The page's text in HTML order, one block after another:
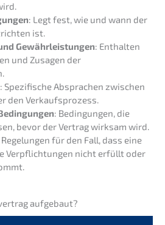
: Legt fest, wie und wann der
ist.
Gewähr­leis­tun­gen: Enthal­ten
und Zusagen der
: Spezi­fi­sche Abspra­chen zwischen
den Verkaufsprozess.
: Bedin­gun­gen, die
bevor der Vertrag wirksam wird.
Regelun­gen für den Fall, dass eine
Verpflich­tun­gen nicht erfüllt oder
aufgebaut?